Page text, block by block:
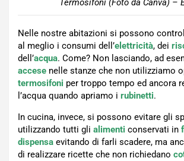
Nelle nostre abitazioni si possono
al meglio i consumi dell’elettricità, dei
dell’acqua. Come? Non lasciando, ad
accese nelle stanze che non utilizziamo
termosifoni per troppo tempo ed ancora
l’acqua quando apriamo i rubinetti.
In cucina, invece, si possono evitare gli
utilizzando tutti gli alimenti conservati in
dispensa evitando di farli scadere, ma
di realizzare ricette che non richiedano